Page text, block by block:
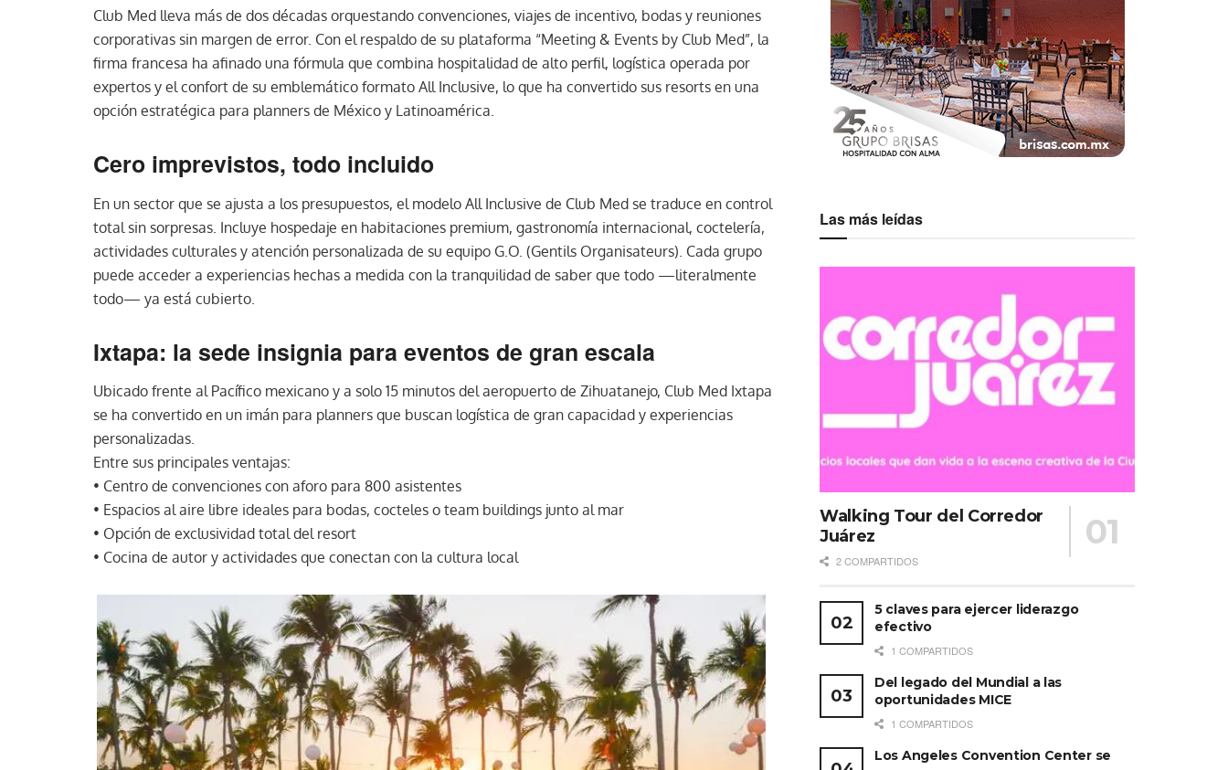
Club Med lleva más de dos décadas orquestando convenciones, viajes de incentivo, bodas y reuniones
corporativas sin margen de error. Con el respaldo de su plataforma “Meeting & Events by Club Med”, la
firma francesa ha afinado una fórmula que combina hospitalidad de alto perfil, logística operada por
expertos y el confort de su emblemático formato All Inclusive, lo que ha convertido sus resorts en una
opción estratégica para planners de México y Latinoamérica.
Cero imprevistos, todo incluido
En un sector que se ajusta a los presupuestos, el modelo All Inclusive de Club Med se traduce en control
total sin sorpresas. Incluye hospedaje en habitaciones premium, gastronomía internacional, coctelería,
actividades culturales y atención personalizada de su equipo G.O. (Gentils Organisateurs). Cada grupo
puede acceder a experiencias hechas a medida con la tranquilidad de saber que todo —literalmente
todo— ya está cubierto.
Ixtapa: la sede insignia para eventos de gran escala
Ubicado frente al Pacífico mexicano y a solo 15 minutos del aeropuerto de Zihuatanejo, Club Med Ixtapa
se ha convertido en un imán para planners que buscan logística de gran capacidad y experiencias
personalizadas.
Entre sus principales ventajas:
• Centro de convenciones con aforo para 800 asistentes
• Espacios al aire libre ideales para bodas, cocteles o team buildings junto al mar
• Opción de exclusividad total del resort
• Cocina de autor y actividades que conectan con la cultura local
Las más leídas
Walking Tour del Corredor
Juárez
2 COMPARTIDOS
5 claves para ejercer liderazgo
efectivo
1 COMPARTIDOS
Del legado del Mundial a las
oportunidades MICE
1 COMPARTIDOS
Los Angeles Convention Center se